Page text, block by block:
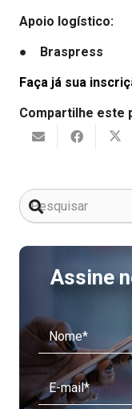
Apoio logístico:
●
Braspress
Faça já sua
Compartilhe este
Assine